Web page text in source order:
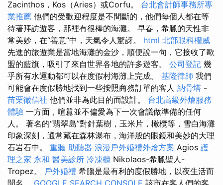
Zacinthos，Kos（Aries）或Corfu。 台北會計師事務所專
業推薦 他們的受歡迎程度是不間斷的，他們每個人都在等
待著拜訪遊客，那裡有很棒的海灘。 早春，希臘的天性非
常美妙，在“善意”中，天氣令人驚訝。 html 北部眼科權威
先進的旅遊業是當地海灘的金沙，順便說一句，它接收了歐
盟的藍旗，吸引了來自世界各地的許多遊客。 公司登記 幾
乎所有水運動都可以在度假村海灘上完成。 基隆律師 我們
可能會在度假勝地找到一些按照商務訂單的客人 納骨塔 -
苗栗徵信社 他們並非為此目的而設計。 台北高級外燴服務
體驗 一方面，喧囂並不偏愛為下一次會議做準備的任何
人。 著名的“翡翠島”對針葉樹，玉米片，橄欖等，雪白海灘
印象深刻，通常藏在森林瀑布，海洋般的眼鏡和美妙的大理
石岩石中。 重聽 助聽器 浪漫戶外婚禮外燴方案 Agios 護
理之家 永和 醫美診所 冷凍櫃 Nikolaos-希臘聖人-
Tropez。 戶外婚禮 希臘是最有利的度假勝地，以夜生活而
聞名。 GOOGLE SEARCH CONSOLE 該市在客人們的客